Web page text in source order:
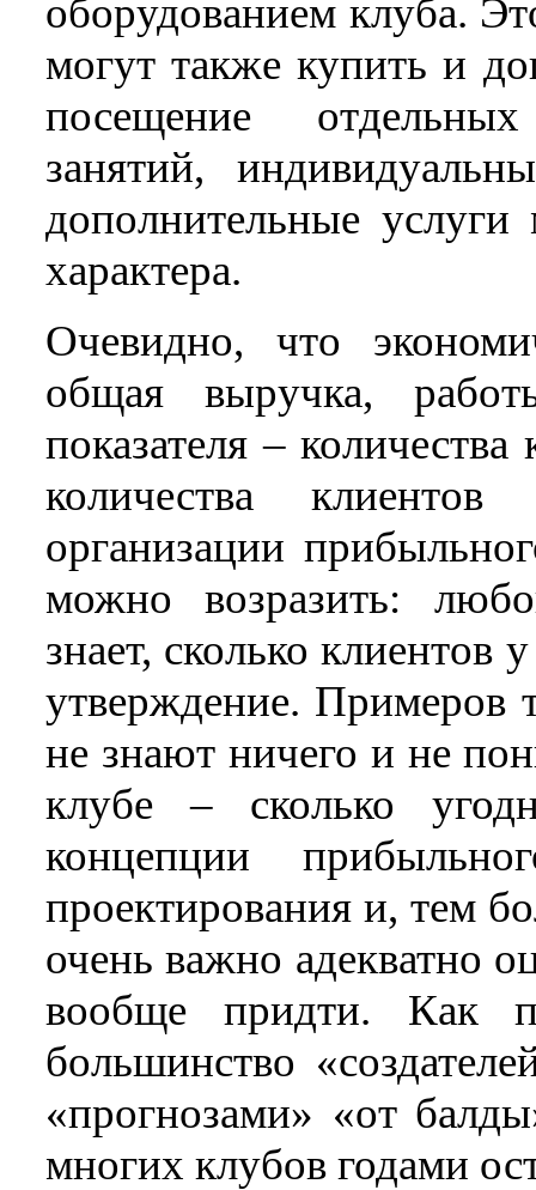
оборудованием клуба.
могут также купить и
посещение
занятий,
дополнительные услуги
характера.
Очевидно, что
общая выручка,
показателя –
количества
организации
можно возразить:
знает, сколько клиентов
утверждение. Примеров
не знают ничего и не
клубе – сколько
концепции
проектирования и, тем
очень важно адекватно
вообще придти. Как
большинство
«прогнозами» «от
многих клубов годами